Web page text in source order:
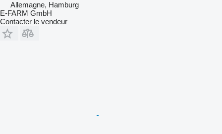
Allemagne, Hamburg
E-FARM GmbH
Contacter le vendeur